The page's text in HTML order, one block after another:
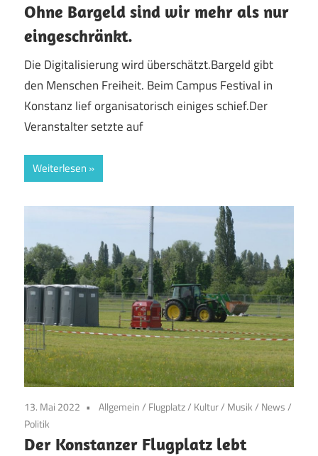
Ohne Bargeld sind wir mehr als nur
eingeschränkt.
Die Digitalisierung wird überschätzt.Bargeld gibt
den Menschen Freiheit. Beim Campus Festival in
Konstanz lief organisatorisch einiges schief.Der
Veranstalter setzte auf
Weiterlesen
13. Mai 2022 Allgemein/ Flugplatz/ Kultur/ Musik/ News/
Politik
Der Konstanzer Flugplatz lebt